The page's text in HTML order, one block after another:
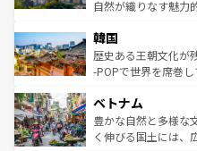
ク、伝統的なフラダ
ワイを、存分に味わってほしい。 な
はコンテンツ一覧を
ど、見どころがたく
いる。アクティビテ
ビング、ハイキング
い。オーストラリア
参照してほしい。
自然が織りなす魅力
ン）、静ひつな山岳
と山間の静けさが共
驚きをもたらしてく
容にもいいと評判の
が味わえる
照してほしい。
韓国
歴史ある王朝文化が
-POPで世界を席巻
き、地方に足を延ば
できる。そして、キ
まで、さまざまな韓
ベトナム
豊かな自然と多様な
く伸びる国土には、